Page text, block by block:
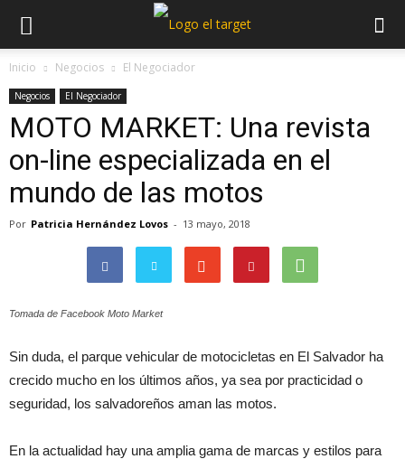
Inicio Negocios El Negociador
Negocios El Negociador
MOTO MARKET: Una revista
on-line especializada en el
mundo de las motos
Por Patricia Hernández Lovos - 13 mayo, 2018
Tomada de Facebook Moto Market
Sin duda, el parque vehicular de motocicletas en El Salvador ha
crecido mucho en los últimos años, ya sea por practicidad o
seguridad, los salvadoreños aman las motos.
En la actualidad hay una amplia gama de marcas y estilos para